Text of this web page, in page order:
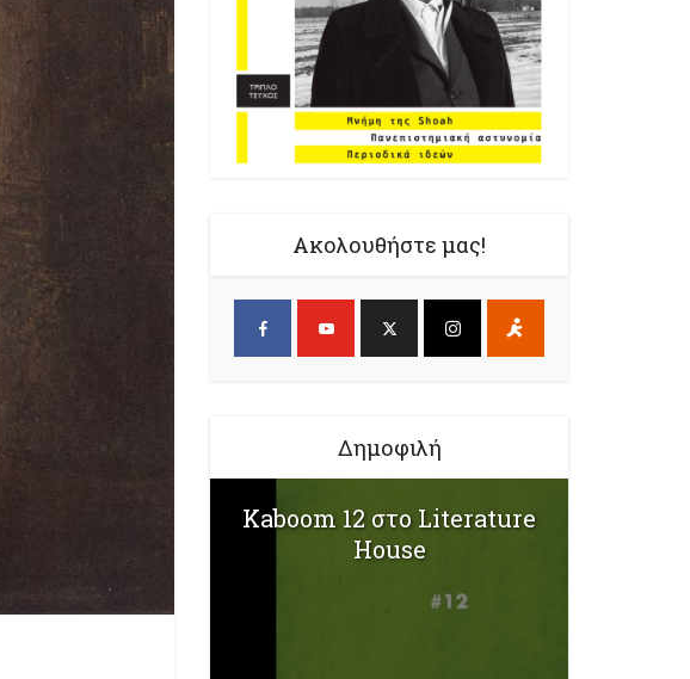
Ακολουθήστε μας!
Δημοφιλή
Kaboom 12 στο Literature
House